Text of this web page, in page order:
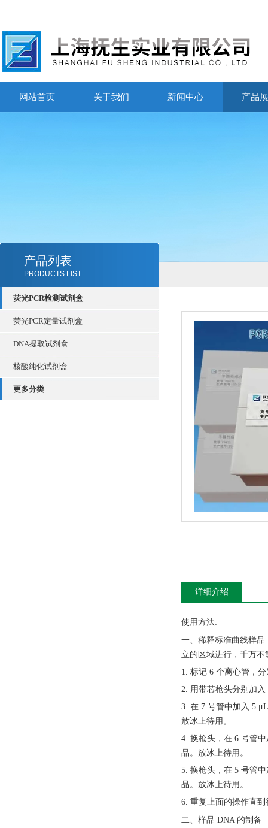
网站首页 关于我们 新闻中心 产品
产品列表
PRODUCTS LIST
荧光PCR检测试剂盒
荧光PCR定量试剂盒
DNA提取试剂盒
核酸纯化试剂盒
更多分类
详细介绍
使用方法:
一、稀释标准曲线样品
立的区域进行，千万
1. 标记 6 个离心管，
2. 用带芯枪头分别加
3. 在 7 号管中加入 5
放冰上待用。
4. 换枪头，在 6 号管
品。放冰上待用。
5. 换枪头，在 5 号管
品。放冰上待用。
6. 重复上面的操作直
二、样品 DNA 的制备